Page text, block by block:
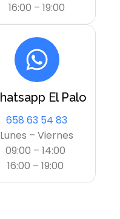
16:00 – 19:00
El Palo
658 63 54 83
Lunes – Viernes
09:00 – 14:00
16:00 – 19:00